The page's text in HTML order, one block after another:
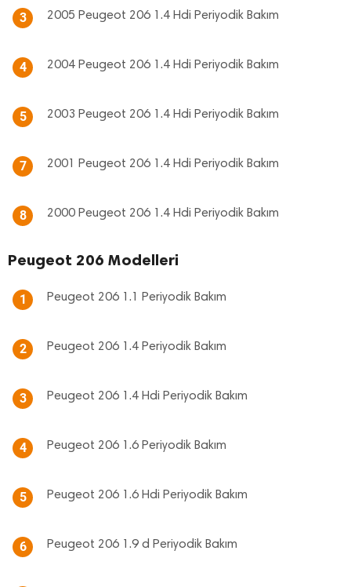
3 2005 Peugeot 206 1.4 Hdi Periyodik Bakım
4 2004 Peugeot 206 1.4 Hdi Periyodik Bakım
5 2003 Peugeot 206 1.4 Hdi Periyodik Bakım
7 2001 Peugeot 206 1.4 Hdi Periyodik Bakım
8 2000 Peugeot 206 1.4 Hdi Periyodik Bakım
Peugeot 206 Modelleri
1 Peugeot 206 1.1 Periyodik Bakım
2 Peugeot 206 1.4 Periyodik Bakım
3 Peugeot 206 1.4 Hdi Periyodik Bakım
4 Peugeot 206 1.6 Periyodik Bakım
5 Peugeot 206 1.6 Hdi Periyodik Bakım
6 Peugeot 206 1.9 d Periyodik Bakım